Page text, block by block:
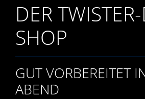
DER
SHOP
GUT VORBEREITET
ABEND